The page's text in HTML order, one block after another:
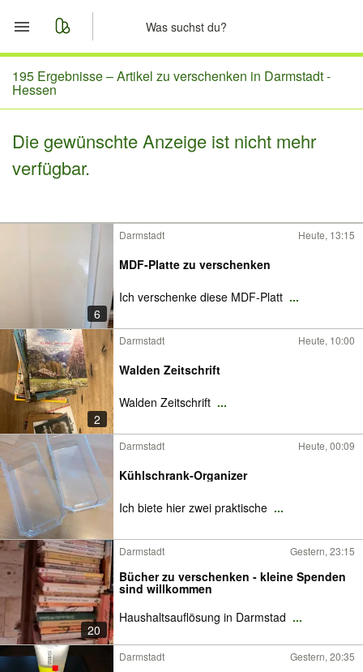
Start
Merkliste
Nachrichten
195 Ergebnisse –Artikel zu verschenken in Darmstadt -
Hessen
Die gewünschte Anzeige ist nicht mehr
verfügbar.
6
Darmstadt Heute, 13:15
MDF-Platte zu verschenken
Ich verschenke diese MDF-Platt ...
2
Darmstadt Heute, 10:00
Walden Zeitschrift
Walden Zeitschrift ...
Darmstadt Heute, 00:09
Kühlschrank-Organizer
Ich biete hier zwei praktische ...
20
Darmstadt Gestern, 23:15
Bücher zu verschenken - kleine Spenden
sind willkommen
Haushaltsauflösung in Darmstad ...
Darmstadt Gestern, 20:35